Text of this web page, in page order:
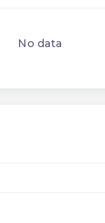
No data